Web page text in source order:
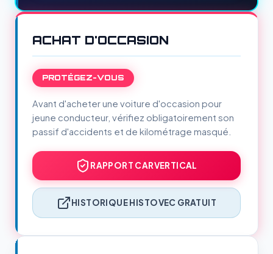
ACHAT D'OCCASION
PROTÉGEZ-VOUS
Avant d'acheter une voiture d'occasion pour
jeune conducteur, vérifiez obligatoirement son
passif d'accidents et de kilométrage masqué.
RAPPORT CARVERTICAL
HISTORIQUE HISTOVEC GRATUIT